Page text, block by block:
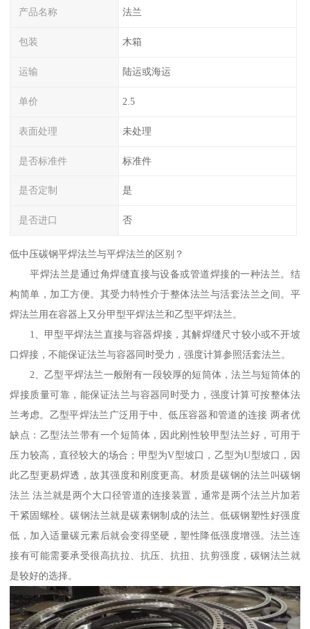
产品名称 法兰
包装 木箱
运输 陆运或海运
单价 2.5
表面处理 未处理
是否标准件 标准件
是否定制 是
是否进口 否
低中压碳钢平焊法兰与平焊法兰的区别？
平焊法兰是通过角焊缝直接与设备或管道焊接的一种法兰。结
构简单，加工方便。其受力特性介于整体法兰与活套法兰之间。平
焊法兰用在容器上又分甲型平焊法兰和乙型平焊法兰。
1、甲型平焊法兰直接与容器焊接，其解焊缝尺寸较小或不开坡
口焊接，不能保证法兰与容器同时受力，强度计算参照活套法兰。
2、乙型平焊法兰一般附有一段较厚的短筒体，法兰与短筒体的
焊接质量可靠，能保证法兰与容器同时受力，强度计算可按整体法
兰考虑。乙型平焊法兰广泛用于中、低压容器和管道的连接 两者优
缺点：乙型法兰带有一个短筒体，因此刚性较甲型法兰好，可用于
压力较高，直径较大的场合；甲型为V型坡口，乙型为U型坡口，因
此乙型更易焊透，故其强度和刚度更高。材质是碳钢的法兰叫碳钢
法兰 法兰就是两个大口径管道的连接装置，通常是两个法兰片加若
干紧固螺栓。碳钢法兰就是碳素钢制成的法兰。低碳钢塑性好强度
低，加入适量碳元素后就会变得坚硬，塑性降低强度增强。法兰连
接有可能需要承受很高抗拉、抗压、抗扭、抗剪强度，碳钢法兰就
是较好的选择。